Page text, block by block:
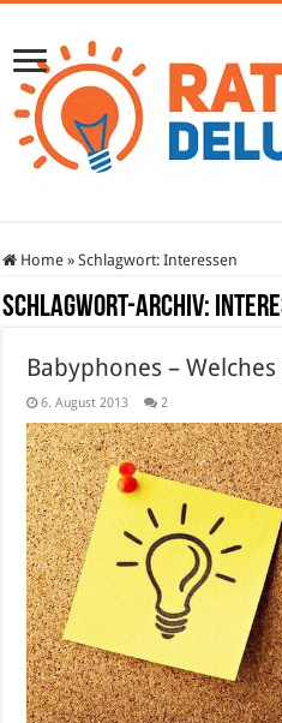
Home » Schlagwort:Interessen
Schlagwort-Archiv:
Babyphones –
6. August 2013 2